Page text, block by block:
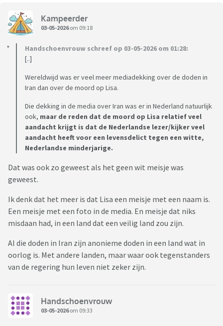
Kampeerder
03-05-2026om 09:18
Handschoenvrouw schreef op 03-05-2026 om 01:28:
[..]
Wereldwijd was er veel meer mediadekking over de doden in
Iran dan over de moord op Lisa.
Die dekking in de media over Iran was er in Nederland natuurlijk
ook, maar de reden dat de moord op Lisa relatief veel
aandacht krijgt is dat de Nederlandse lezer/kijker veel
aandacht heeft voor een levensdelict tegen een witte,
Nederlandse minderjarige.
Dat was ook zo geweest als het geen wit meisje was
geweest.
Ik denk dat het meer is dat Lisa een meisje met een naam is.
Een meisje met een foto in de media. En meisje dat niks
misdaan had, in een land dat een veilig land zou zijn.
Al die doden in Iran zijn anonieme doden in een land wat in
oorlog is. Met andere landen, maar waar ook tegenstanders
van de regering hun leven niet zeker zijn.
Handschoenvrouw
03-05-2026om 09:33